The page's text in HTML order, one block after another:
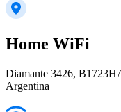
Home WiFi
Diamante 3426,
Argentina